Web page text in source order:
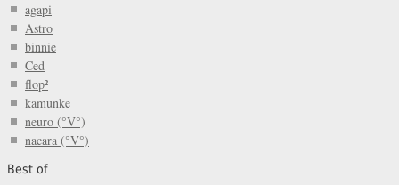
agapi
Astro
binnie
Ced
flop²
kamunke
neuro (°V°)
nacara (°V°)
Best of